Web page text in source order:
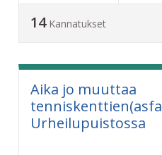
14 Kannatukset
Aika jo muuttaa
Urheilupuistossa